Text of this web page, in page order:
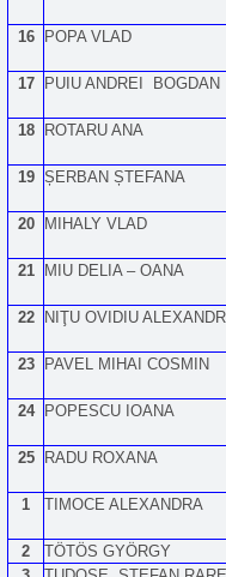
16 POPA VLAD
17 PUIU ANDREI BOGDAN
18 ROTARU ANA
19 ȘERBAN ȘTEFANA
20 MIHALY VLAD
21 MIU DELIA – OANA
22 NIŢU OVIDIU
23 PAVEL MIHAI COSMIN
24 POPESCU IOANA
25 RADU ROXANA
1 TIMOCE ALEXANDRA
2
TÖTÖS GYÖRGY